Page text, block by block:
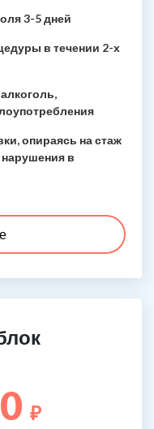
3-5 дней
в течении 2-х
опираясь на стаж
нарушения в
₽